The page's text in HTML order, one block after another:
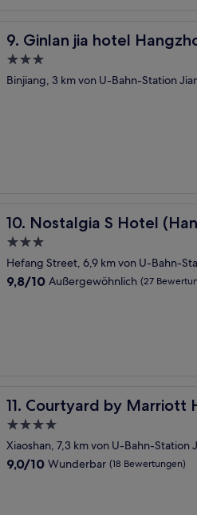
9. Ginlan jia hotel
Ginlan jia hotel Hangzhou
3.0-
Sterne-
Binjiang, 3 km von U-Bahn-Station
10. Nostalgia S Hotel
Nostalgia S Hotel (Hangzhou
3.0-
Sterne-
Unterkunft
Hefang Street, 6,9 km von U-Bahn-
9.8
9,8/10 Außergewöhnlich (27
11. Courtyard by Marriott
Courtyard by Marriott Hangzhou
4.0-
Sterne-
Unterkunft
Xiaoshan, 7,3 km von U-Bahn-Station
9.0
9,0/10 Wunderbar (18 Bewertungen)